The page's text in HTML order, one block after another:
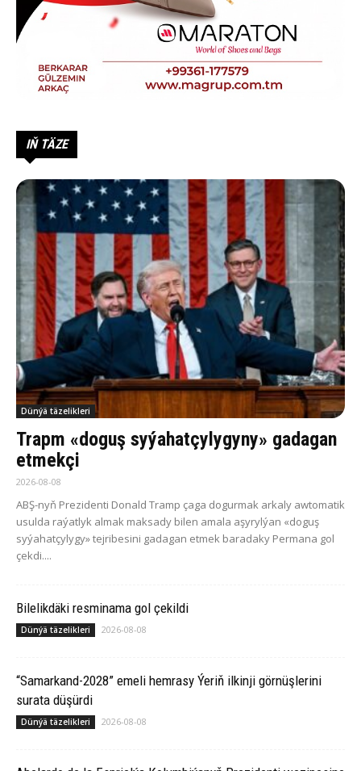
IŇ TÄZE
Dünýä täzelikleri
Trapm «doguş syýahatçylygyny» gadagan
etmekçi
2026-08-08
ABŞ-nyň Prezidenti Donald Tramp çaga dogurmak arkaly awtomatik
usulda raýatlyk almak maksady bilen amala aşyrylýan «doguş
syýahatçylygy» tejribesini gadagan etmek baradaky Permana gol
çekdi....
Bilelikdäki resminama gol çekildi
Dünýä täzelikleri 2026-08-08
“Samarkand-2028” emeli hemrasy Ýeriň ilkinji görnüşlerini
surata düşürdi
Dünýä täzelikleri 2026-08-08